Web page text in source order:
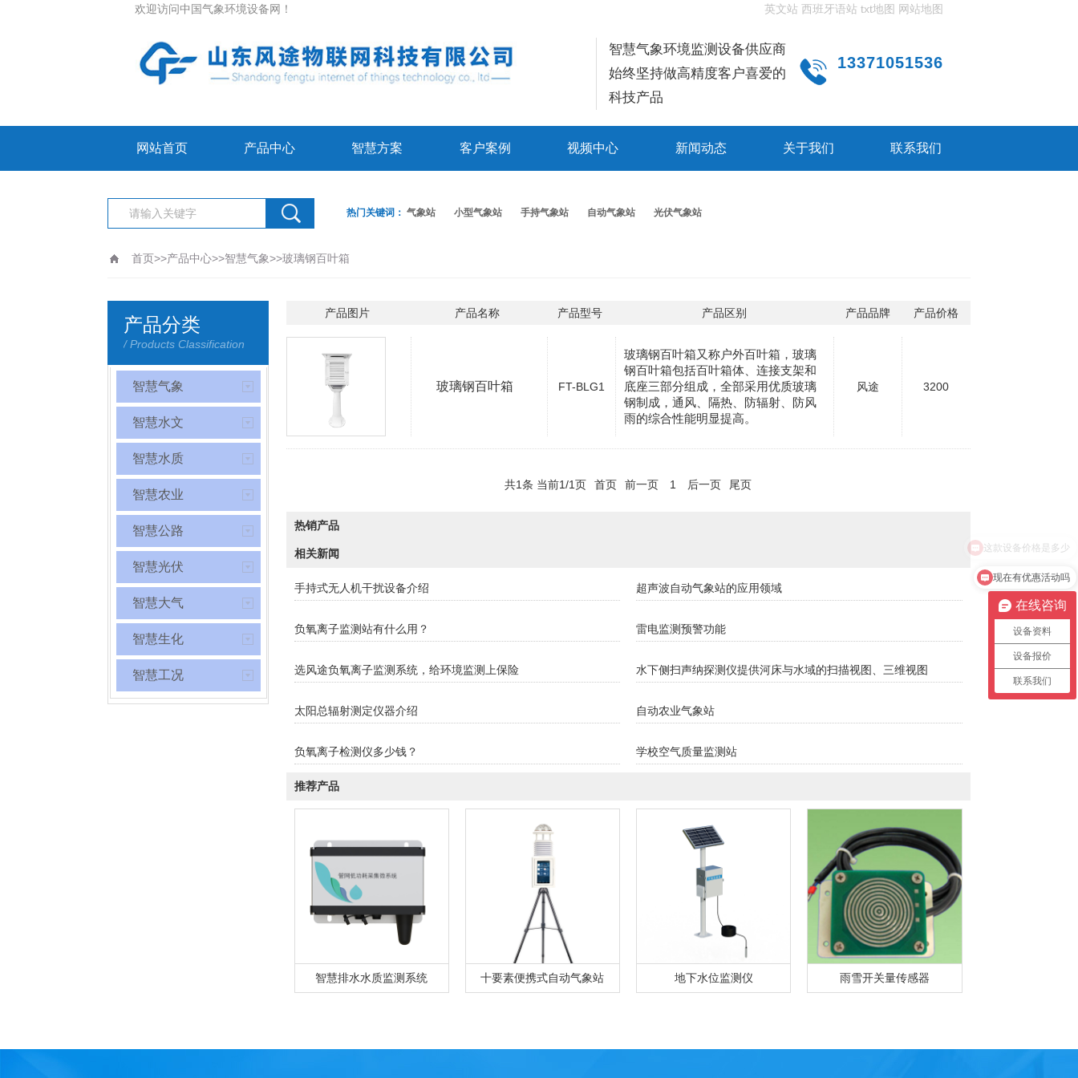
欢迎访问中国气象环境设备网！ 英文站 西班牙语站 txt地图 网站地图
智慧气象环境监测设备供应商
始终坚持做高精度客户喜爱的
科技产品
13371051536
网站首页 产品中心 智慧方案 客户案例 视频中心 新闻动态 关于我们 联系我们
热门关键词：气象站 小型气象站 手持气象站 自动气象站 光伏气象站
首页>>产品中心>>智慧气象>>玻璃钢百叶箱
产品分类
/ Products Classification
智慧气象
智慧水文
智慧水质
智慧农业
智慧公路
智慧光伏
智慧大气
智慧生化
智慧工况
产品图片 产品名称 产品型号 产品区别 产品品牌 产品价格
玻璃钢百叶箱 FT-BLG1
玻璃钢百叶箱又称户外百叶箱，玻璃
钢百叶箱包括百叶箱体、连接支架和
底座三部分组成，全部采用优质玻璃
钢制成，通风、隔热、防辐射、防风
雨的综合性能明显提高。
风途 3200
共1条 当前1/1页 首页 前一页 1 后一页 尾页
热销产品
相关新闻
手持式无人机干扰设备介绍 超声波自动气象站的应用领域
负氧离子监测站有什么用？ 雷电监测预警功能
选风途负氧离子监测系统，给环境监测上保险 水下侧扫声纳探测仪提供河床与水域的扫描视图、三维视图
太阳总辐射测定仪器介绍 自动农业气象站
负氧离子检测仪多少钱？ 学校空气质量监测站
推荐产品
智慧排水水质监测系统 十要素便携式自动气象站 地下水位监测仪 雨雪开关量传感器
在线咨询
设备资料
设备报价
联系我们
这款设备价格是多少
现在有优惠活动吗